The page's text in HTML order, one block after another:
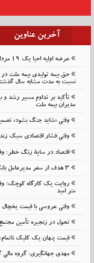
آخرین عناوین
عرضه اولیه احیا یک ۱۹ مرداد در فرابورس
نسبت به مدت مشابه سال گذشته
تأکید بر تداوم مسیر رشد و
مدیران بیمه ملت
وقتی «شاید جنگ بشود»
وقتی فشار اقتصادی سبک
اقتصاد در سایهٔ زنگ خطر:
۳ هدف از سفر مدیرعامل بانک گردشگری به زنجان
روایت یک کارگاه کوچک؛
متر امید
وقتی عروسی با قیمت
تحول در زنجیره تأمین
قیمت پنهان یک کلیک ناتمام:
مهدی جهانگیری: گروه مالی